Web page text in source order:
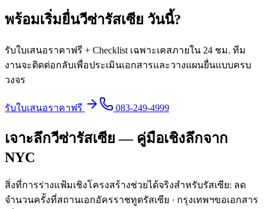
พร้อมเริ่มยื่นวีซ่ารัสเซีย วันนี้?
รับใบเสนอราคาฟรี + Checklist เฉพาะเคสภายใน 24 ชม. ทีม
งานจะติดต่อกลับเพื่อประเมินเอกสารและวางแผนยื่นแบบครบ
วงจร
รับใบเสนอราคาฟรี 083-249-4999
เจาะลึกวีซ่ารัสเซีย — คู่มือเชิงลึกจาก
NYC
สิ่งที่การร่างแฟ้มเชิงโครงสร้างช่วยได้จริงสำหรับรัสเซีย: ลด
จำนวนครั้งที่สถานเอกอัครราชทูตรัสเซีย · กรุงเทพฯขอเอกสาร